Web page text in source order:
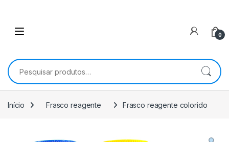
0
Pesquisar por:
Início Frasco reagente Frasco reagente colorido